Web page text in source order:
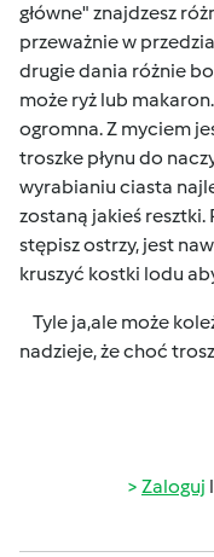
główne" znajdzesz
przeważnie w
drugie dania różnie
może ryż lub
ogromna. Z myciem
troszke płynu do
wyrabianiu ciasta
zostaną jakieś
stępisz ostrzy, jest
kruszyć kostki lodu
Tyle ja,ale może
nadzieje, że choć
Zaloguj